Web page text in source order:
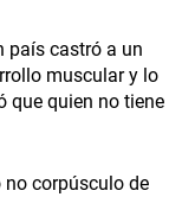
país castró a un
muscular y lo
que quien no tiene
corpúsculo de